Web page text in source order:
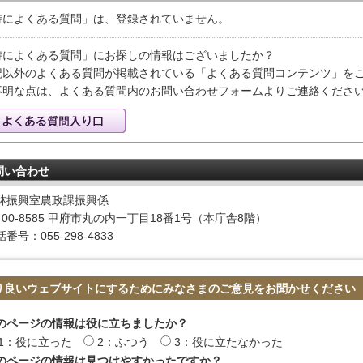
よくある質問」は、登録されていません。
よくある質問」にお探しの情報はございましたか？
外のよくある質問が掲載されている「よくある質問コンテンツ」を
な点は、よくある質問内のお問い合わせフォームよりご連絡ください
い合わせ
振興室農政課振興係
8585 甲府市丸の内一丁目18番1号（本庁舎8階）
番号：055-298-4833
良いウェブサイトにするためにみなさまのご意見をお聞かせください
ページの情報は役に立ちましたか？
：役に立った
2：ふつう
3：役に立たなかった